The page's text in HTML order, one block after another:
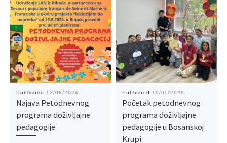
Published 13/08/2024
Najava Petodnevnog
programa doživljajne
pedagogije
Published 19/05/2026
Početak petodnevnog
programa doživljajne
pedagogije u Bosanskoj
Krupi